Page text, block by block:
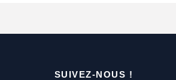
SUIVEZ-NOUS !